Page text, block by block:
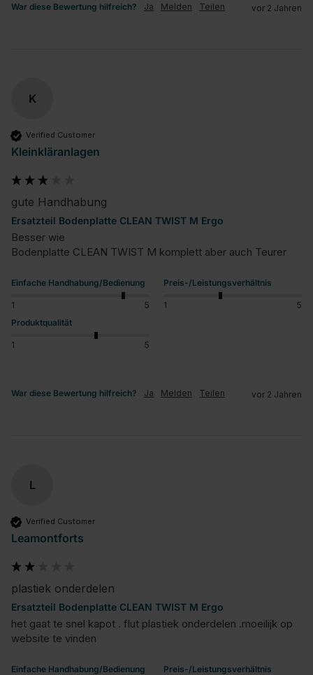
War diese Bewertung hilfreich? Ja Melden Teilen vor 2 Jahren
K
Verified Customer
Kleinkläranlagen
gute Handhabung
Ersatzteil Bodenplatte CLEAN TWIST M Ergo
Besser wie
Bodenplatte CLEAN TWIST M komplett aber auch Teurer
Einfache Handhabung/Bedienung
1 5
Preis-/Leistungsverhältnis
1
5
Produktqualität
1 5
War diese Bewertung hilfreich? Ja Melden Teilen vor 2 Jahren
L
Verified Customer
Leamontforts
plastiek onderdelen
Ersatzteil Bodenplatte CLEAN TWIST M Ergo
het gaat te snel kapot . flut plastiek onderdelen .moeilijk op
website te vinden
Einfache Handhabung/Bedienung Preis-/Leistungsverhältnis